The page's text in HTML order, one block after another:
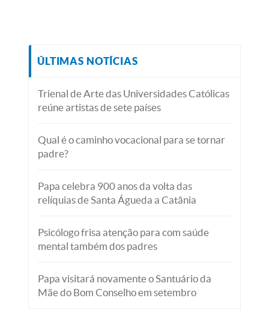
ÚLTIMAS NOTÍCIAS
Trienal de Arte das Universidades Católicas
reúne artistas de sete países
Qual é o caminho vocacional para se tornar
padre?
Papa celebra 900 anos da volta das
relíquias de Santa Águeda a Catânia
Psicólogo frisa atenção para com saúde
mental também dos padres
Papa visitará novamente o Santuário da
Mãe do Bom Conselho em setembro